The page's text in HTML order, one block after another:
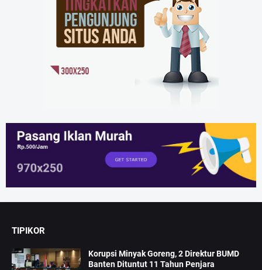
TIPIKOR
Korupsi Minyak Goreng, 2 Direktur BUMD
Banten Dituntut 11 Tahun Penjara